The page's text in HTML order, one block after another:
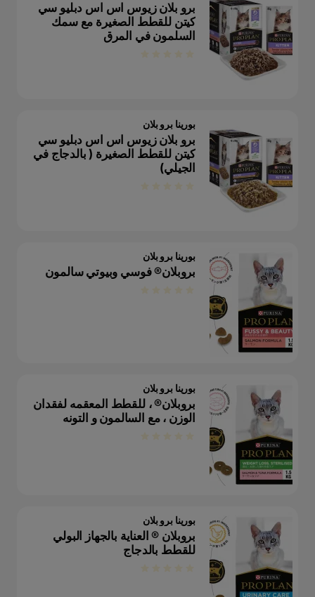
برو بلان زيوس اس اس دبليو سي
كيتن للقطط الصغيرة مع سمك
السلمون في المرق
بورينا برو بلان
برو بلان زيوس اس اس دبليو سي
كيتن للقطط الصغيرة ( بالدجاج في
الجيلي)
بورينا برو بلان
بروبلان® فوسي وبيوتي سالمون
بورينا برو بلان
بروبلان® ، للقطط المعقمه لفقدان
الوزن ، مع السالمون و التونه
بورينا برو بلان
بروبلان ® العناية بالجهاز البولي
للقطط بالدجاج